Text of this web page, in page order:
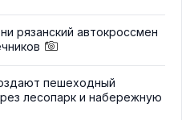
рязанский автокроссмен
пешеходный
лесопарк и набережную